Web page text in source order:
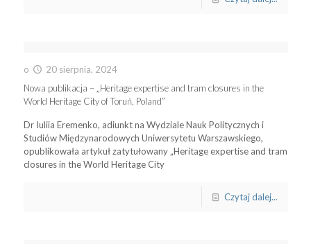
o
20 sierpnia, 2024
Nowa publikacja – „Heritage expertise and tram closures in the
World Heritage City of Toruń, Poland”
Dr Iuliia Eremenko, adiunkt na Wydziale Nauk Politycznych i
Studiów Międzynarodowych Uniwersytetu Warszawskiego,
opublikowała artykuł zatytułowany „Heritage expertise and tram
closures in the World Heritage City
Czytaj dalej...